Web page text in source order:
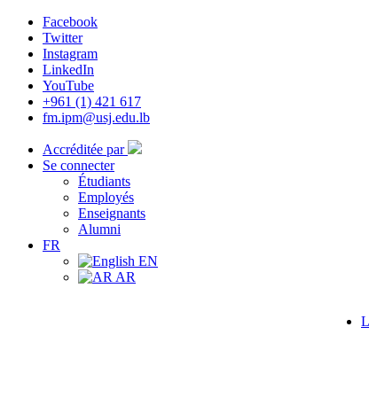
Facebook
Twitter
Instagram
LinkedIn
YouTube
+961 (1) 421 617
fm.ipm@usj.edu.lb
Accréditée par
Se connecter
Étudiants
Employés
Enseignants
Alumni
FR
EN
AR